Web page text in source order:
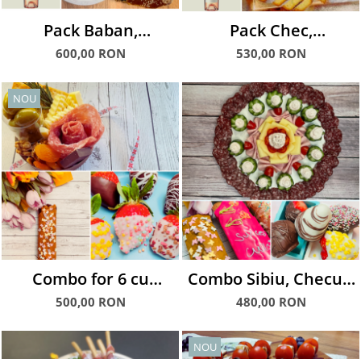
Pack Baban,
Charcuterie & Wine
600,00 RON
Pack Chec,
Charcuterie & Wine
530,00 RON
NOU
Combo for 6 cu
Charcuterie Snack,
glasate
500,00 RON
Combo Sibiu, Checuri
& Căpșuni glasate
480,00 RON
NOU